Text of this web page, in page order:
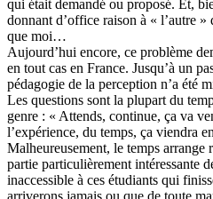
qui était demandé ou proposé. Et,
donnant d’office raison à « l’autre
que moi…
Aujourd’hui encore, ce problème
en tout cas en France. Jusqu’à un
pédagogie de la perception n’a été
Les questions sont la plupart du
genre : « Attends, continue, ça va
l’expérience, du temps, ça viendra
Malheureusement, le temps arrange
partie particulièrement intéressante
inaccessible à ces étudiants qui
arriverons jamais ou que de toute